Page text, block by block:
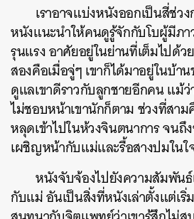
เราอาจแบ่งหนังออกเป็นสี่ช่ว
หนังแนะนำให้คนดูรู้จักกับโบผู้มีภา
รุนแรง อาศัยอยู่ในย่านที่เต็มไปด้ว
สองคือเมื่อจู่ๆ เขาก็ได้มาอยู่ในบ้า
ดูแลเขาดีราวกับลูกชายอีกคน แม้
ไม่ชอบหน้าเขานักก็ตาม ช่วงที่สาม
หลุดเข้าไปในห้วงจินตนาการ จนถึ
เผชิญหน้ากับแม่และรื้อสางปมในใ
หนังจับจ้องไปยังความสัมพันธ์
กับแม่ อันเป็นสิ่งที่หนังเล่าตั้งแต่เริ่